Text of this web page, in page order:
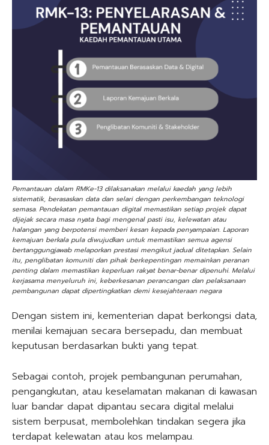
Pemantauan dalam RMKe-13 dilaksanakan melalui kaedah yang lebih
sistematik, berasaskan data dan selari dengan perkembangan teknologi
semasa. Pendekatan pemantauan digital memastikan setiap projek dapat
dijejak secara masa nyata bagi mengenal pasti isu, kelewatan atau
halangan yang berpotensi memberi kesan kepada penyampaian. Laporan
kemajuan berkala pula diwujudkan untuk memastikan semua agensi
bertanggungjawab melaporkan prestasi mengikut jadual ditetapkan. Selain
itu, penglibatan komuniti dan pihak berkepentingan memainkan peranan
penting dalam memastikan keperluan rakyat benar-benar dipenuhi. Melalui
kerjasama menyeluruh ini, keberkesanan perancangan dan pelaksanaan
pembangunan dapat dipertingkatkan demi kesejahteraan negara
Dengan sistem ini, kementerian dapat berkongsi data,
menilai kemajuan secara bersepadu, dan membuat
keputusan berdasarkan bukti yang tepat.
Sebagai contoh, projek pembangunan perumahan,
pengangkutan, atau keselamatan makanan di kawasan
luar bandar dapat dipantau secara digital melalui
sistem berpusat, membolehkan tindakan segera jika
terdapat kelewatan atau kos melampau.